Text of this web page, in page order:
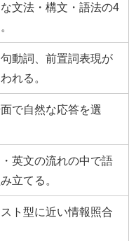
文法・構文・語法の4
動詞、前置詞表現が
れる。
で自然な応答を選
英文の流れの中で語
立てる。
ト型に近い情報照合